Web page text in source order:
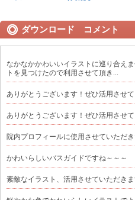
ダウンロード コメント
なかなかかわいいイラストに巡り合え
トを見つけたので利用させて頂き...
ありがとうございます！ぜひ活用させて
ありがとうございます！ぜひ活用させて
院内プロフィールに使用させていただ
かわいらしいバスガイドですね～～～
素敵なイラスト、活用させていただきま